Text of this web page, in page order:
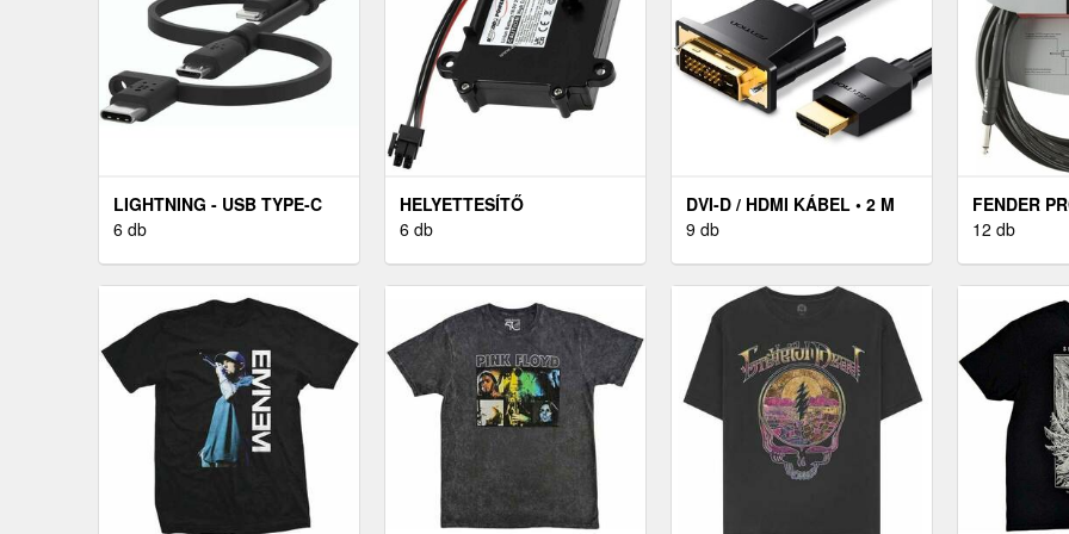
LIGHTNING - USB TYPE-C
ADAPTER - FEKETE
6 db
HELYETTESÍTŐ
ROBOTFŰNYÍRÓ AKKU
6 db
DVI-D / HDMI KÁBEL • 2 M
9 db
FENDER
SERIES
12 db